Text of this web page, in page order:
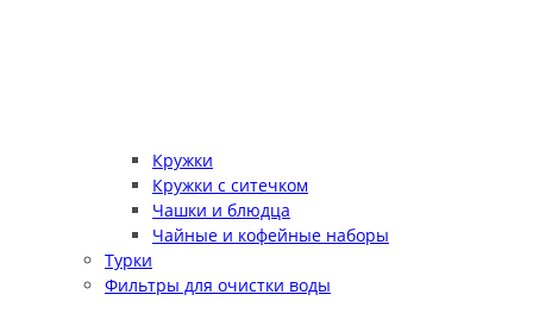
Кружки
Кружки с ситечком
Чашки и блюдца
Чайные и кофейные наборы
Турки
Фильтры для очистки воды